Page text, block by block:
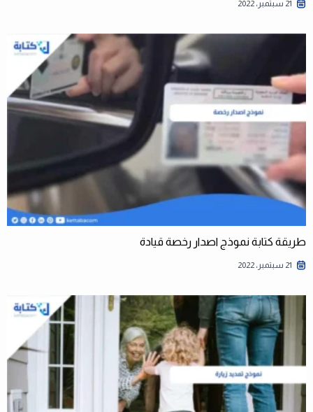
21 سبتمبر، 2022
طريقة كتابة نموذج اصدار رخصة قيادة
21 سبتمبر، 2022